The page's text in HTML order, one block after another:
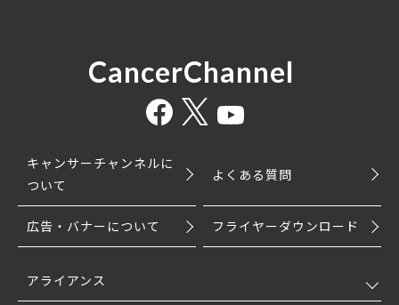
CancerChannel
キャンサーチャンネルに
ついて
よくある質問
広告・バナーについて フライヤーダウンロード
アライアンス